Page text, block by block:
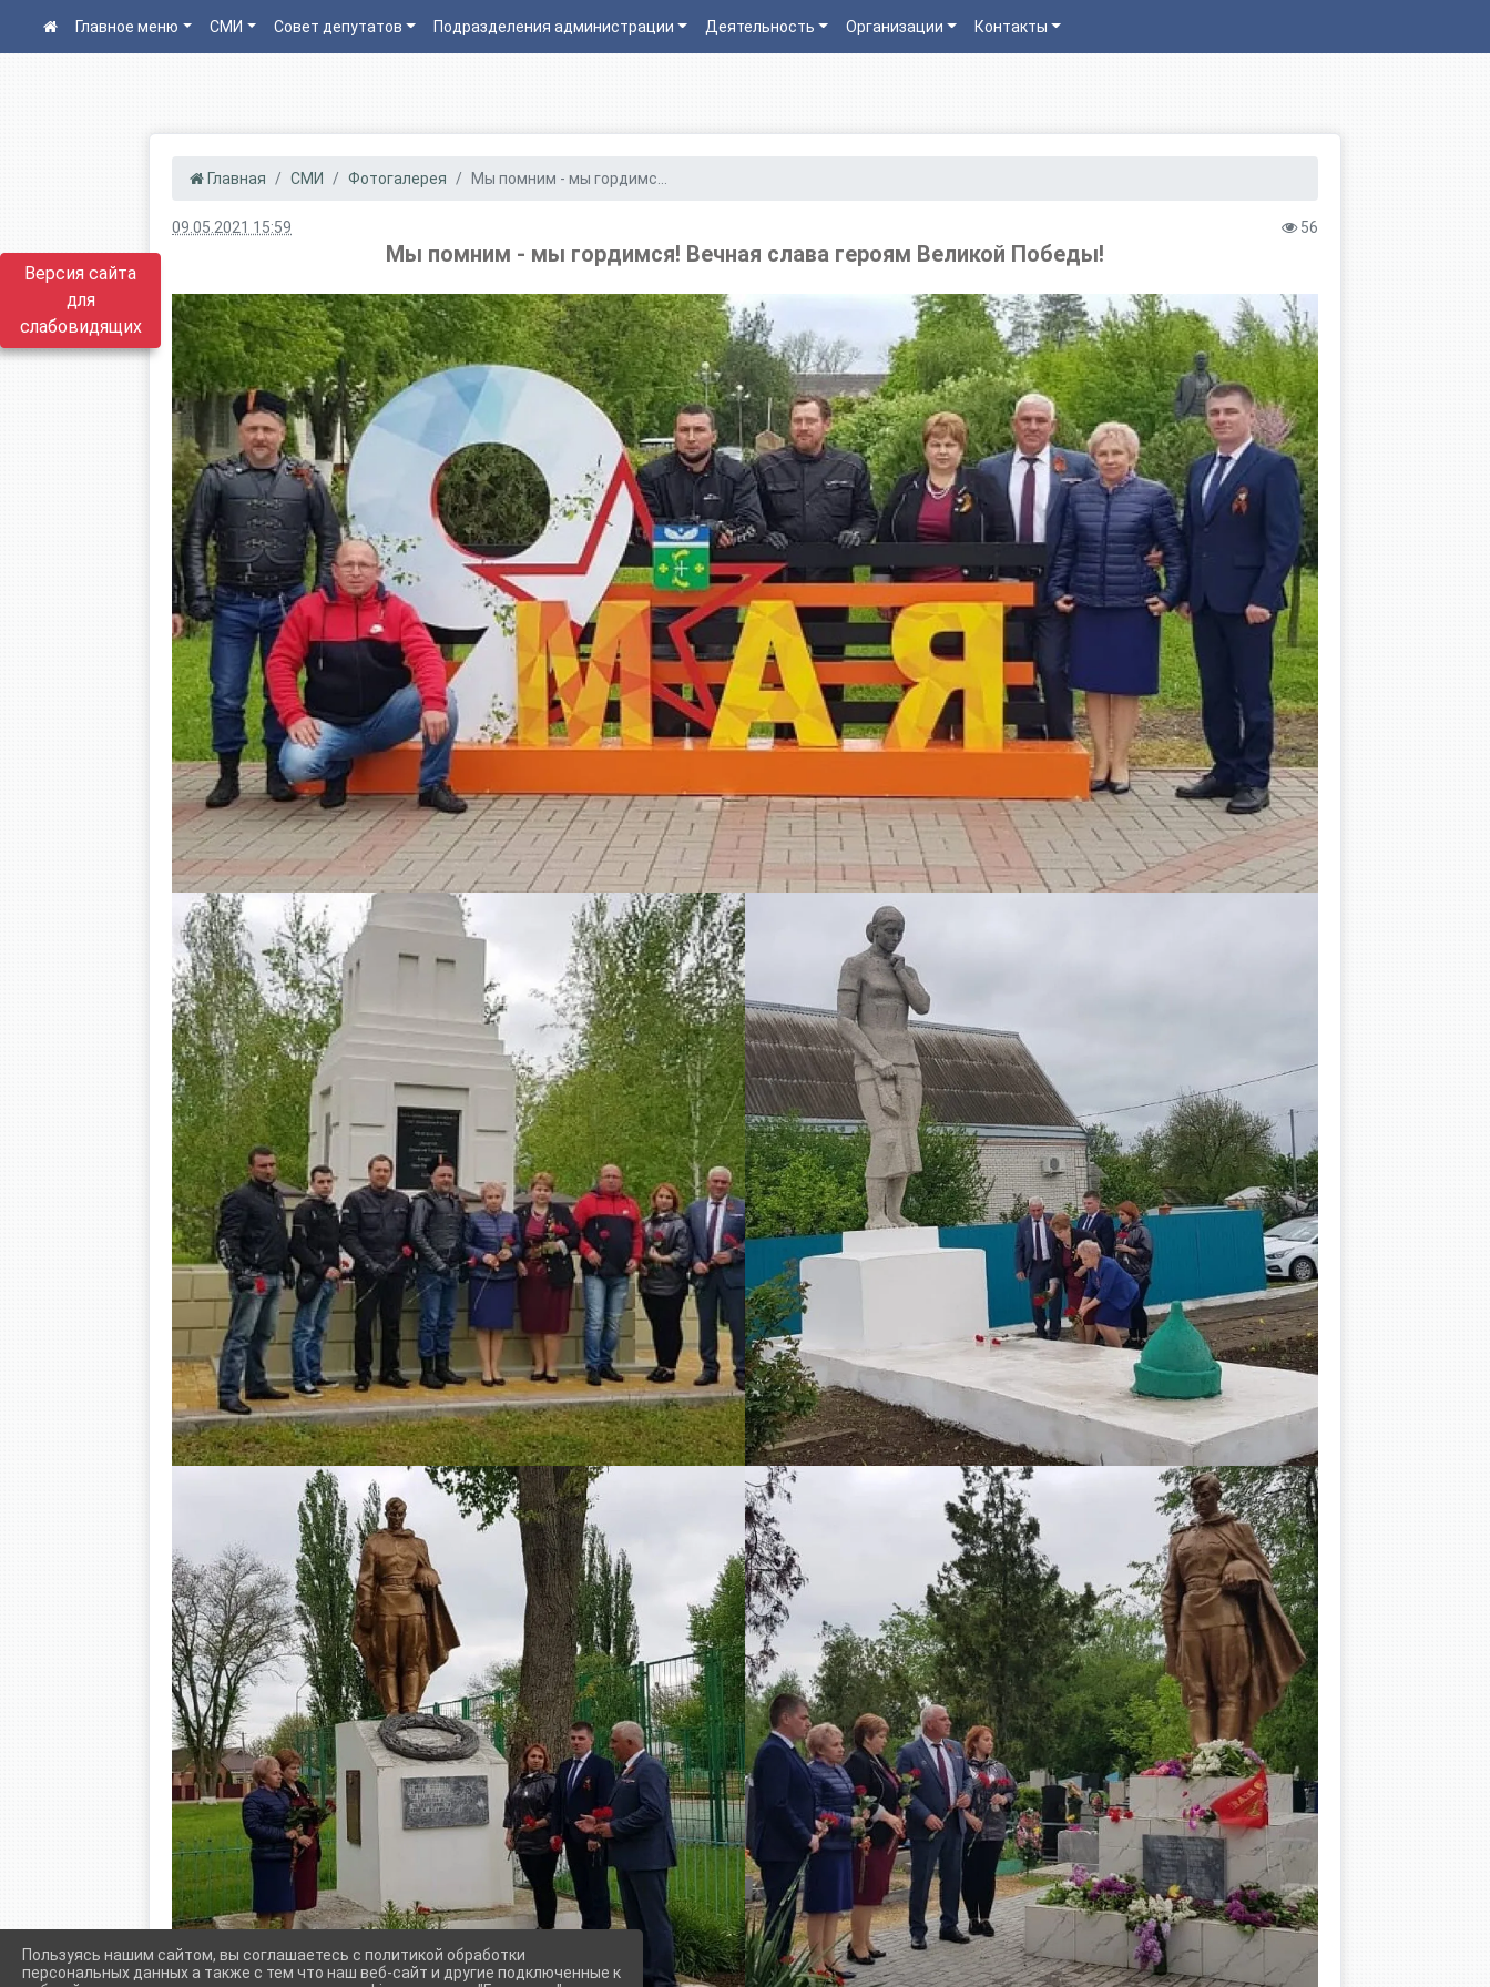
Версия сайта
для
слабовидящих
Главное меню СМИ Совет депутатов Подразделения администрации Деятельность Организации Контакты
Главная СМИ Фотогалерея Мы помним - мы гордимс...
09.05.2021 15:59 56
Мы помним - мы гордимся! Вечная слава героям Великой Победы!
Пользуясь нашим сайтом, вы соглашаетесь с политикой обработки
персональных данных а также с тем что наш веб-сайт и другие подключенные к